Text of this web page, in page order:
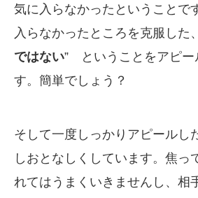
気に入らなかったということで
入らなかったところを克服した
ではない” ということをアピー
す。簡単でしょう？
そして一度しっかりアピールし
しおとなしくしています。焦っ
れてはうまくいきませんし、相